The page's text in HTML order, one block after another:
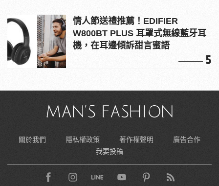
情人節送禮推薦！EDIFIER
W800BT PLUS 耳罩式無線藍牙耳
機，在耳邊傾訴甜言蜜語
5
關於我們 隱私權政策 著作權聲明
廣告合作
我要投稿